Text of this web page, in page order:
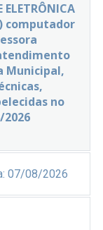
computador
Municipal,
no
07/08/2026